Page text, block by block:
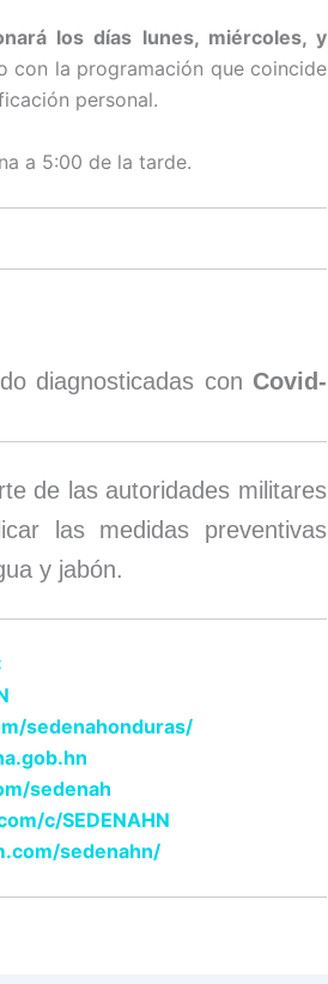
los días lunes, miércoles, y
con la programación que coincide
personal.
a 5:00 de la tarde.
diagnosticadas con Covid-
de las autoridades militares
las medidas preventivas
y jabón.
sedenahonduras/
sedenah
c/SEDENAHN
sedenahn/